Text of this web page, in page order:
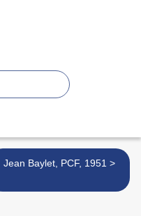
Jean Baylet, PCF, 1951 >